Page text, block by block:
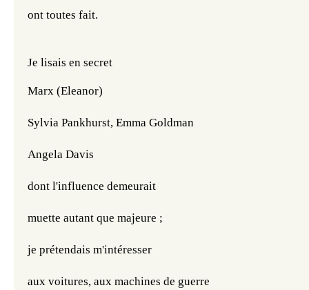
ont toutes fait.
Je lisais en secret
Marx (Eleanor)
Sylvia Pankhurst, Emma Goldman
Angela Davis
dont l'influence demeurait
muette autant que majeure ;
je prétendais m'intéresser
aux voitures, aux machines de guerre